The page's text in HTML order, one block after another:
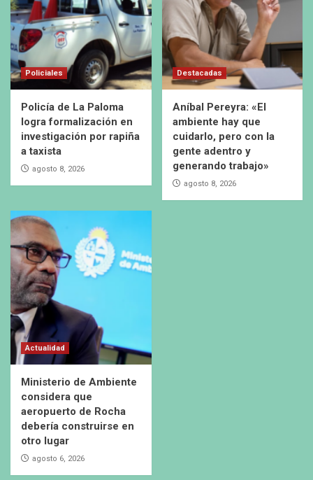
Policiales
Policía de La Paloma
logra formalización en
investigación por rapiña
a taxista
agosto 8, 2026
Destacadas
Aníbal Pereyra: «El
ambiente hay que
cuidarlo, pero con la
gente adentro y
generando trabajo»
agosto 8, 2026
Actualidad
Ministerio de Ambiente
considera que
aeropuerto de Rocha
debería construirse en
otro lugar
agosto 6, 2026